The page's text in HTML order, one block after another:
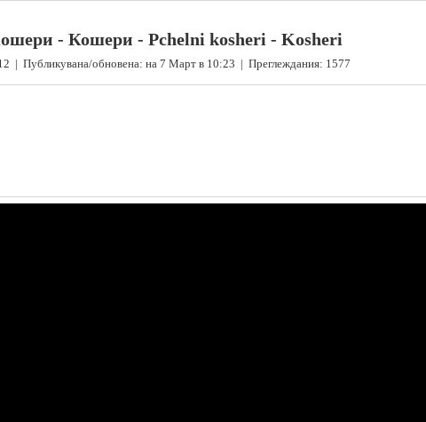
- Кошери - Pchelni kosheri - Kosheri
| Публикувана/обновена: на 7 Март в 10:23 | Преглеждания: 1577